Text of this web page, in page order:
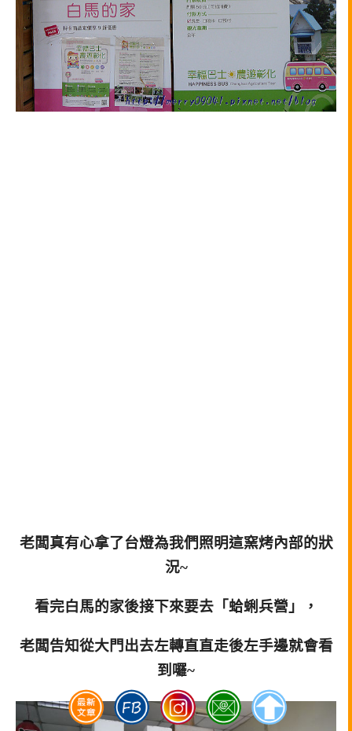
老闆真有心拿了台燈為我們照明這窯烤內部的狀
況~
看完白馬的家後接下來要去「蛤蜊兵營」，
老闆告知從大門出去左轉直直走後左手邊就會看
到囉~